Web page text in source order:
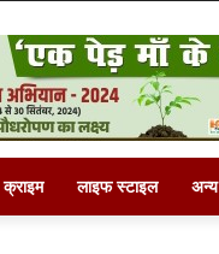
क्राइम लाइफ स्टाइल अन्य